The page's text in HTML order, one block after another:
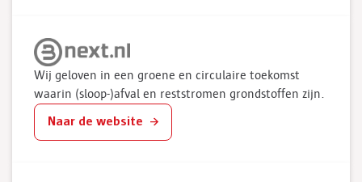
Wij geloven in een groene en circulaire toekomst
waarin (sloop-)afval en reststromen grondstoffen zijn.
Naar de website